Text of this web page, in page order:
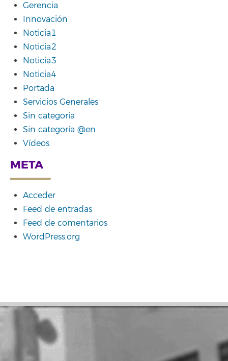
Gerencia
Innovación
Noticia1
Noticia2
Noticia3
Noticia4
Portada
Servicios Generales
Sin categoría
Sin categoría @en
Vídeos
META
Acceder
Feed de entradas
Feed de comentarios
WordPress.org